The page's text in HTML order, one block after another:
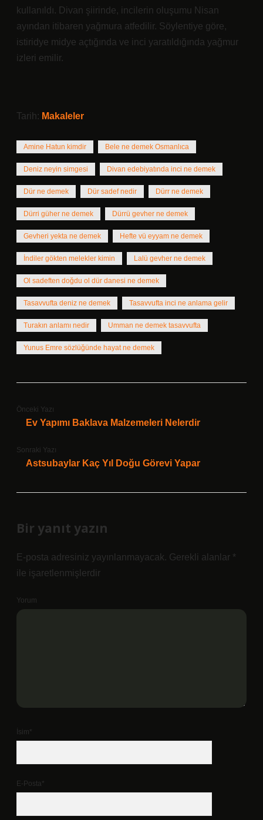
kullanıldı. Divan şiirinde, incilerin oluşumu Nisan
ayından itibaren yağmura atfedilir. Söylentiye göre,
istiridye midye açtığında ve inci yaratıldığında yağmur
izleri emilir.
Tarih: Makaleler
Amine Hatun kimdir Bele ne demek Osmanlıca
Deniz neyin simgesi Divan edebiyatında inci ne demek
Dür ne demek Dür sadef nedir Dürr ne demek
Dürri güher ne demek Dürrü gevher ne demek
Gevheri yekta ne demek Hefte vü eyyam ne demek
İndiler gökten melekler kimin Lalü gevher ne demek
Ol sadeften doğdu ol dür danesi ne demek
Tasavvufta deniz ne demek Tasavvufta inci ne anlama gelir
Turakın anlamı nedir Umman ne demek tasavvufta
Yunus Emre sözlüğünde hayat ne demek
Önceki Yazı
Ev Yapımı Baklava Malzemeleri Nelerdir
Sonraki Yazı
Astsubaylar Kaç Yıl Doğu Görevi Yapar
Bir yanıt yazın
E-posta adresiniz yayınlanmayacak. Gerekli alanlar *
ile işaretlenmişlerdir
Yorum
İsim*
E-Posta*